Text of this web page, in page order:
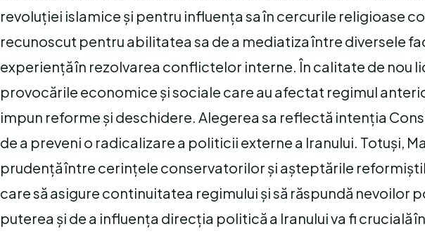
revoluției islamice și pentru influența sa în cercurile religioase
recunoscut pentru abilitatea sa de a mediatiza între diversele
experiență în rezolvarea conflictelor interne. În calitate de nou
provocările economice și sociale care au afectat regimul
impun reforme și deschidere. Alegerea sa reflectă intenția
de a preveni o radicalizare a politicii externe a Iranului. Totuși,
prudență între cerințele conservatorilor și așteptările
care să asigure continuitatea regimului și să răspundă nevoilor
puterea și de a influența direcția politică a Iranului va fi crucială